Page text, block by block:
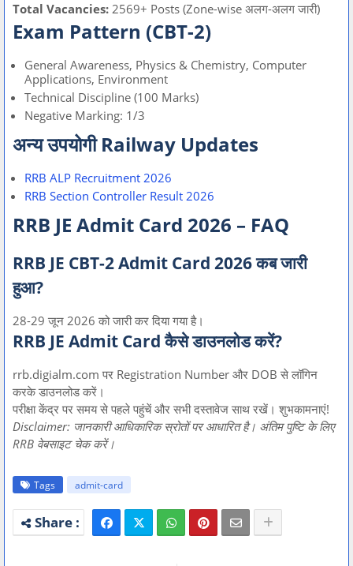
Total Vacancies: 2569+ Posts (Zone-wise अलग-अलग जारी)
Exam Pattern (CBT-2)
General Awareness, Physics & Chemistry, Computer
Applications, Environment
Technical Discipline (100 Marks)
Negative Marking: 1/3
अन्य उपयोगी Railway Updates
RRB ALP Recruitment 2026
RRB Section Controller Result 2026
RRB JE Admit Card 2026 – FAQ
RRB JE CBT-2 Admit Card 2026 कब जारी
हुआ?
28-29 जून 2026 को जारी कर दिया गया है।
RRB JE Admit Card कैसे डाउनलोड करें?
rrb.digialm.com पर Registration Number और DOB से लॉगिन
करके डाउनलोड करें।
परीक्षा केंद्र पर समय से पहले पहुंचें और सभी दस्तावेज साथ रखें। शुभकामनाएं!
Disclaimer: जानकारी आधिकारिक स्रोतों पर आधारित है। अंतिम पुष्टि के लिए
RRB वेबसाइट चेक करें।
Tags admit-card